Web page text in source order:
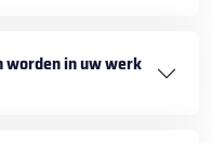
worden in uw werk